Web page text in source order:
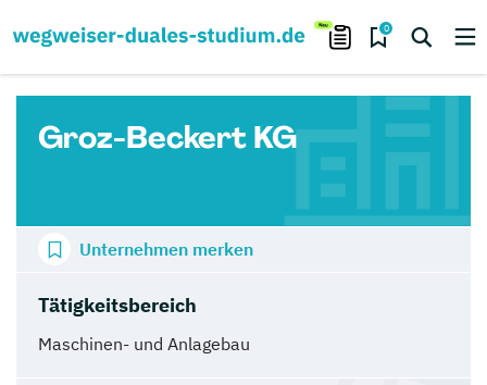
0
Groz-Beckert KG
Tätigkeitsbereich
Maschinen- und Anlagebau
Unternehmen merken